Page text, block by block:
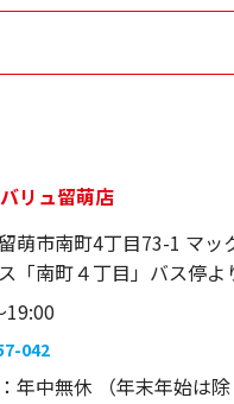
リュ留萌店
萌市南町4丁目73-1 マッ
「南町４丁目」バス停よ
19:00
042
年中無休 （年末年始は除